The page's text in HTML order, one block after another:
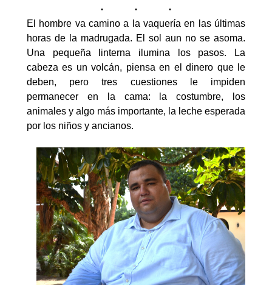
El hombre va camino a la vaquería en las últimas
horas de la madrugada. El sol aun no se asoma.
Una pequeña linterna ilumina los pasos. La
cabeza es un volcán, piensa en el dinero que le
deben, pero tres cuestiones le impiden
permanecer en la cama: la costumbre, los
animales y algo más importante, la leche esperada
por los niños y ancianos.